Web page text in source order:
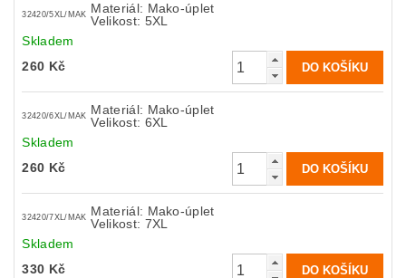
32420/5XL/MAK Materiál: Mako-úplet
Velikost: 5XL
Skladem
260 Kč
32420/6XL/MAK Materiál: Mako-úplet
Velikost: 6XL
Skladem
260 Kč
32420/7XL/MAK Materiál: Mako-úplet
Velikost: 7XL
Skladem
330 Kč